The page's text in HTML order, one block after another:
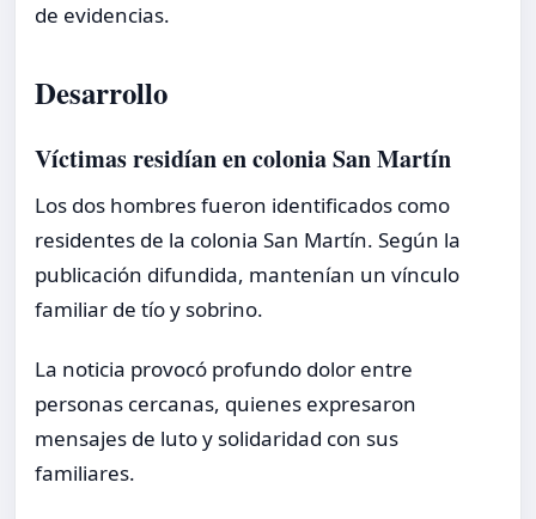
de evidencias.
Desarrollo
Víctimas residían en colonia San Martín
Los dos hombres fueron identificados como
residentes de la colonia San Martín. Según la
publicación difundida, mantenían un vínculo
familiar de tío y sobrino.
La noticia provocó profundo dolor entre
personas cercanas, quienes expresaron
mensajes de luto y solidaridad con sus
familiares.